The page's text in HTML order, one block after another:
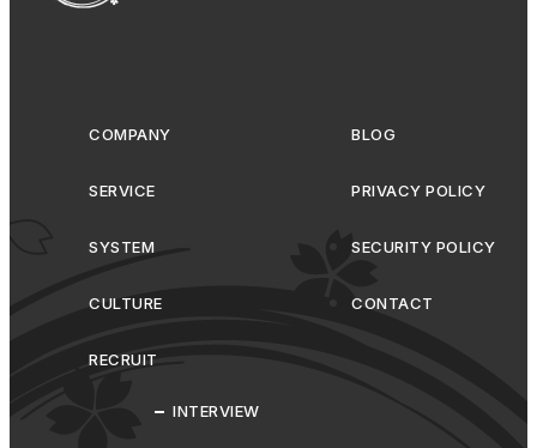
COMPANY
SERVICE
SYSTEM
CULTURE
RECRUIT
INTERVIEW
BLOG
PRIVACY POLICY
SECURITY POLICY
CONTACT